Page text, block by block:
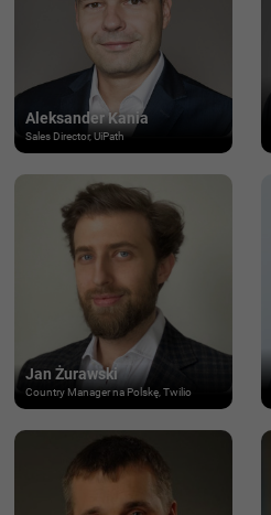
Aleksander Kania
Sales Director, UiPath
Jan Żurawski
Country Manager na Polskę, Twilio